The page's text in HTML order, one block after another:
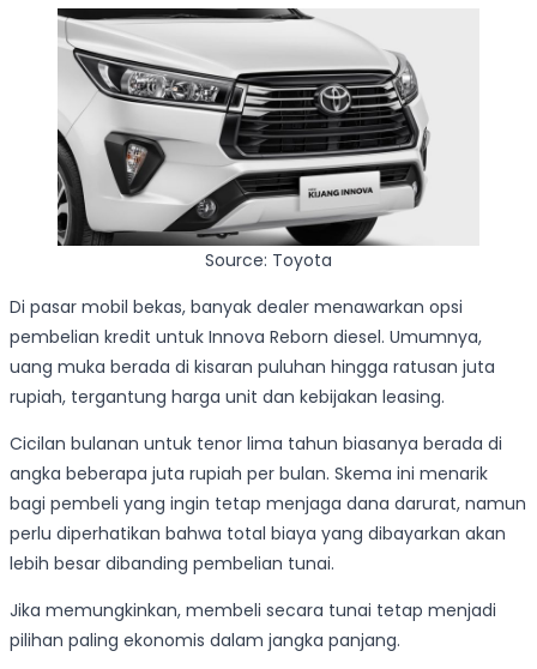
Source: Toyota
Di pasar mobil bekas, banyak dealer menawarkan opsi
pembelian kredit untuk Innova Reborn diesel. Umumnya,
uang muka berada di kisaran puluhan hingga ratusan juta
rupiah, tergantung harga unit dan kebijakan leasing.
Cicilan bulanan untuk tenor lima tahun biasanya berada di
angka beberapa juta rupiah per bulan. Skema ini menarik
bagi pembeli yang ingin tetap menjaga dana darurat, namun
perlu diperhatikan bahwa total biaya yang dibayarkan akan
lebih besar dibanding pembelian tunai.
Jika memungkinkan, membeli secara tunai tetap menjadi
pilihan paling ekonomis dalam jangka panjang.